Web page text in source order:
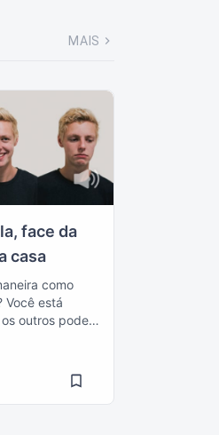
MAIS
face da
casa
como
Você está
outros podem